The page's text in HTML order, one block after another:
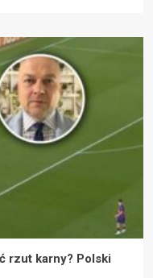
rzut karny? Polski